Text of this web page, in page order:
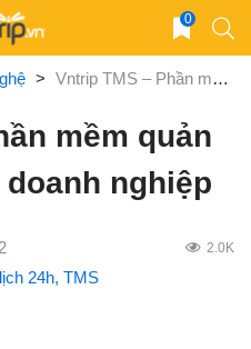
0
> Vntrip TMS – Phần mềm quản lý công tác cho doanh nghiệp
mềm quản
nghiệp
2.0K
24h, TMS